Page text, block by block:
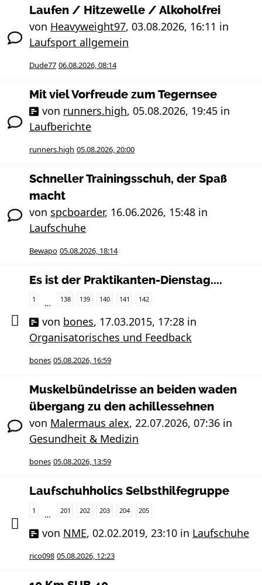
Laufen / Hitzewelle / Alkoholfrei
von Heavyweight97, 03.08.2026, 16:11 in
Laufsport allgemein
Dude77 06.08.2026, 08:14
Mit viel Vorfreude zum Tegernsee
von runners.high, 05.08.2026, 19:45 in
Laufberichte
runners.high 05.08.2026, 20:00
Schneller Trainingsschuh, der Spaß
macht
von spcboarder, 16.06.2026, 15:48 in
Laufschuhe
Bewapo 05.08.2026, 18:14
Es ist der Praktikanten-Dienstag....
1 … 138 139 140 141 142
von bones, 17.03.2015, 17:28 in
Organisatorisches und Feedback
bones 05.08.2026, 16:59
Muskelbündelrisse an beiden waden
übergang zu den achillessehnen
von Malermaus alex, 22.07.2026, 07:36 in
Gesundheit & Medizin
bones 05.08.2026, 13:59
Laufschuhholics Selbsthilfegruppe
1 … 201 202 203 204 205
von NME, 02.02.2019, 23:10 in Laufschuhe
rico098 05.08.2026, 12:23